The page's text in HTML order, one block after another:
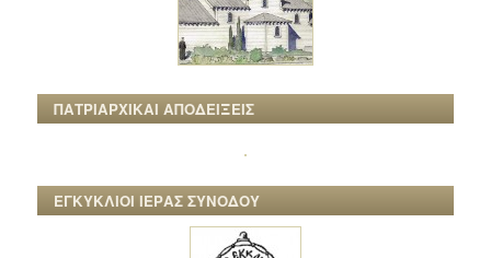
ΠΑΤΡΙΑΡΧΙΚΑΙ ΑΠΟΔΕΙΞΕΙΣ
ΕΓΚΥΚΛΙΟΙ ΙΕΡΑΣ ΣΥΝΟΔΟΥ